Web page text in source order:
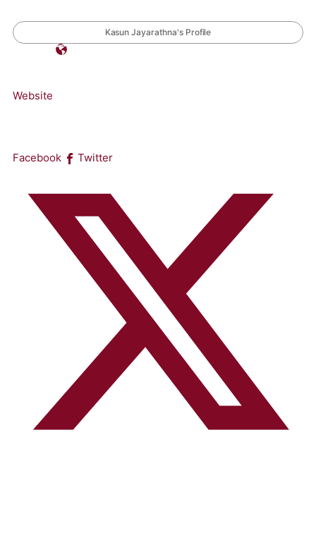
Kasun Jayarathna's Profile
Website
Facebook Twitter